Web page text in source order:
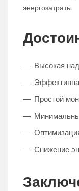
энергозатраты.
Высокая
Простой
Снижение